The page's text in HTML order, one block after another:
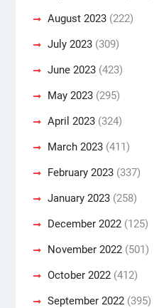
August 2023(222)
July 2023(309)
June 2023(423)
May 2023(295)
April 2023(324)
March 2023(411)
February 2023(337)
January 2023(258)
December 2022(125)
November 2022(501)
October 2022(412)
September 2022(395)